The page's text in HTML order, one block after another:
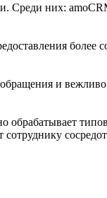
Среди них:
более
и
обрабатывает